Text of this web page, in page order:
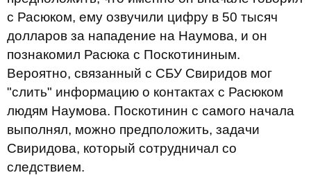
с Расюком, ему озвучили цифру в 50 тысяч
долларов за нападение на Наумова, и он
познакомил Расюка с Поскотининым.
Вероятно, связанный с СБУ Свиридов мог
"слить" информацию о контактах с Расюком
людям Наумова. Поскотинин с самого начала
выполнял, можно предположить, задачи
Свиридова, который сотрудничал со
следствием.